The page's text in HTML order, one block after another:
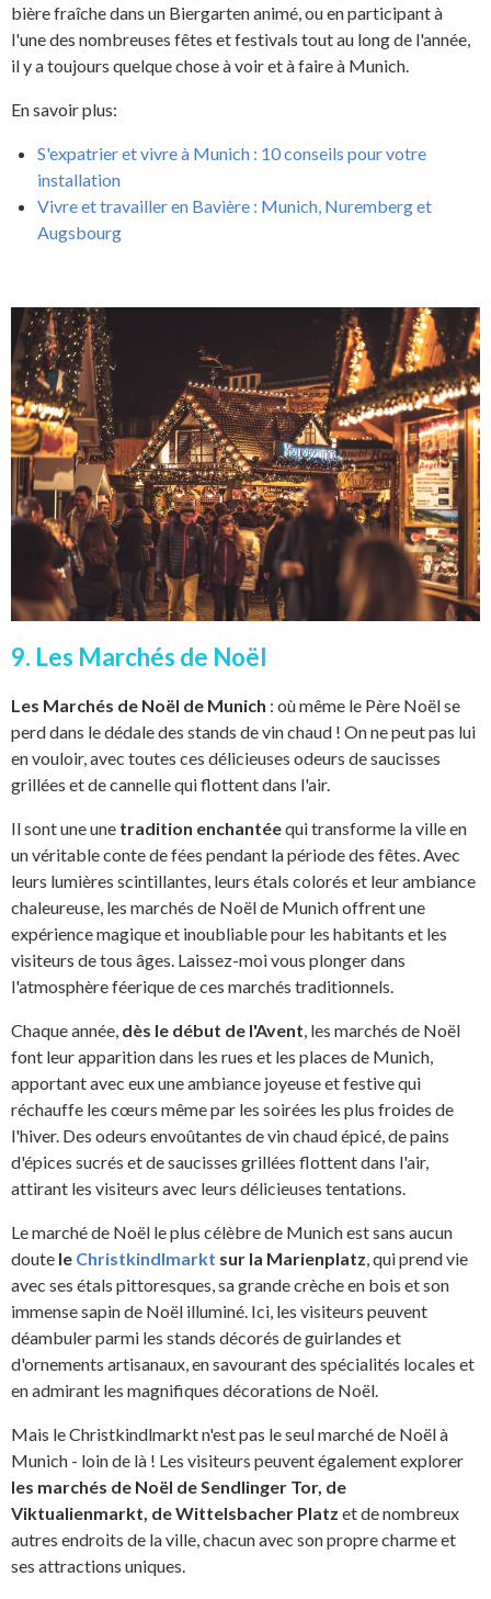
bière fraîche dans un Biergarten animé, ou en participant à
l'une des nombreuses fêtes et festivals tout au long de l'année,
il y a toujours quelque chose à voir et à faire à Munich.
En savoir plus:
S'expatrier et vivre à Munich : 10 conseils pour votre
installation
Vivre et travailler en Bavière : Munich, Nuremberg et
Augsbourg
9. Les Marchés de Noël
Les Marchés de Noël de Munich : où même le Père Noël se
perd dans le dédale des stands de vin chaud ! On ne peut pas lui
en vouloir, avec toutes ces délicieuses odeurs de saucisses
grillées et de cannelle qui flottent dans l'air.
Il sont une une tradition enchantéequi transforme la ville en
un véritable conte de fées pendant la période des fêtes. Avec
leurs lumières scintillantes, leurs étals colorés et leur ambiance
chaleureuse, les marchés de Noël de Munich offrent une
expérience magique et inoubliable pour les habitants et les
visiteurs de tous âges. Laissez-moi vous plonger dans
l'atmosphère féerique de ces marchés traditionnels.
Chaque année, dès le début de l'Avent , les marchés de Noël
font leur apparition dans les rues et les places de Munich,
apportant avec eux une ambiance joyeuse et festive qui
réchauffe les cœurs même par les soirées les plus froides de
l'hiver. Des odeurs envoûtantes de vin chaud épicé, de pains
d'épices sucrés et de saucisses grillées flottent dans l'air,
attirant les visiteurs avec leurs délicieuses tentations.
Le marché de Noël le plus célèbre de Munich est sans aucun
doute le Christkindlmarkt sur la Marienplatz , qui prend vie
avec ses étals pittoresques, sa grande crèche en bois et son
immense sapin de Noël illuminé. Ici, les visiteurs peuvent
déambuler parmi les stands décorés de guirlandes et
d'ornements artisanaux, en savourant des spécialités locales et
en admirant les magnifiques décorations de Noël.
Mais le Christkindlmarkt n'est pas le seul marché de Noël à
Munich - loin de là ! Les visiteurs peuvent également explorer
les marchés de Noël de Sendlinger Tor, de
Viktualienmarkt, de Wittelsbacher Platz et de nombreux
autres endroits de la ville, chacun avec son propre charme et
ses attractions uniques.